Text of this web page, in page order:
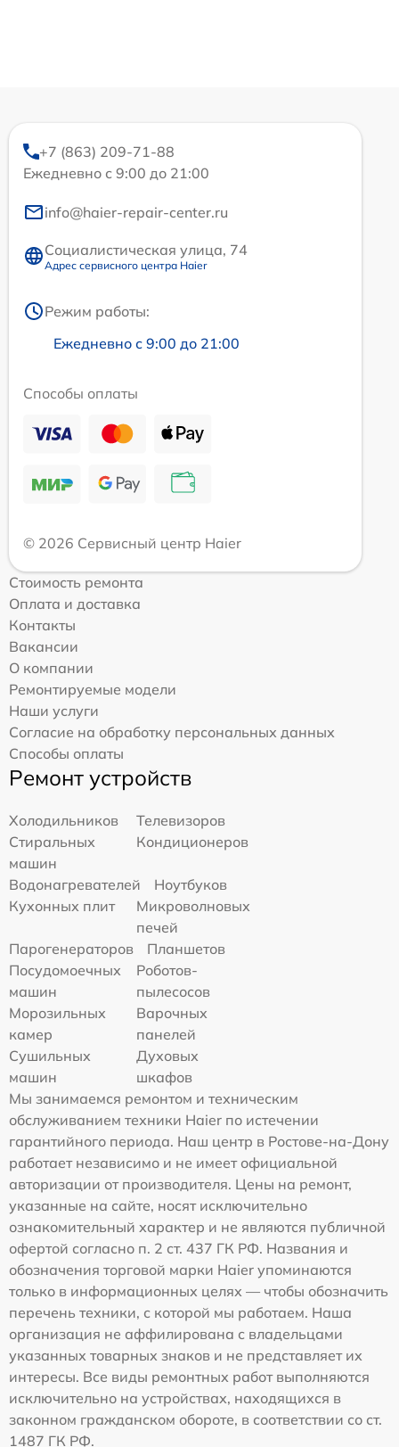
+7 (863) 209-71-88
Ежедневно с 9:00 до 21:00
info@haier-repair-center.ru
Социалистическая улица, 74
Адрес сервисного центра Haier
Режим работы:
Ежедневно с 9:00 до 21:00
Способы оплаты
© 2026 Сервисный центр Haier
Стоимость ремонта
Оплата и доставка
Контакты
Вакансии
О компании
Ремонтируемые модели
Наши услуги
Согласие на обработку персональных данных
Способы оплаты
Ремонт устройств
Холодильников
Телевизоров
Стиральных
машин
Кондиционеров
Водонагревателей
Ноутбуков
Кухонных плит
Микроволновых
печей
Парогенераторов
Планшетов
Посудомоечных
машин
Роботов-
пылесосов
Морозильных
камер
Варочных
панелей
Сушильных
машин
Духовых
шкафов
Мы занимаемся ремонтом и техническим
обслуживанием техники Haier по истечении
гарантийного периода. Наш центр в Ростове-на-Дону
работает независимо и не имеет официальной
авторизации от производителя. Цены на ремонт,
указанные на сайте, носят исключительно
ознакомительный характер и не являются публичной
офертой согласно п. 2 ст. 437 ГК РФ. Названия и
обозначения торговой марки Haier упоминаются
только в информационных целях — чтобы обозначить
перечень техники, с которой мы работаем. Наша
организация не аффилирована с владельцами
указанных товарных знаков и не представляет их
интересы. Все виды ремонтных работ выполняются
исключительно на устройствах, находящихся в
законном гражданском обороте, в соответствии со ст.
1487 ГК РФ.